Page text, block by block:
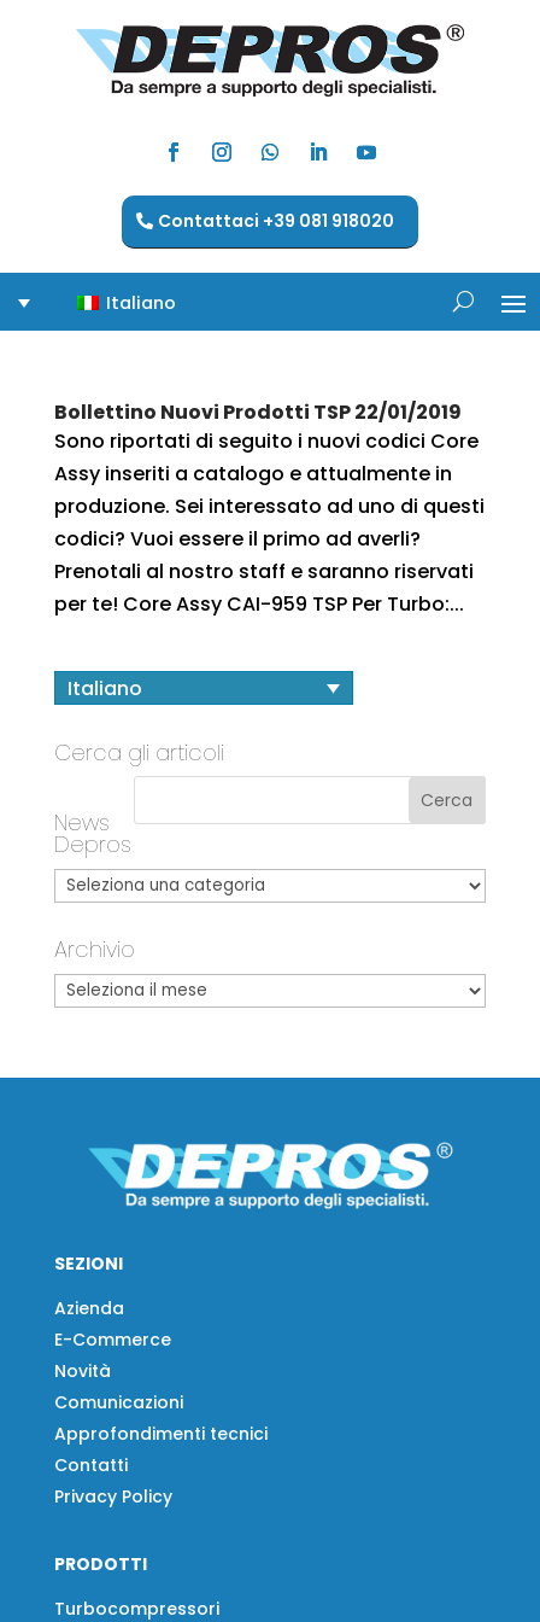
Contattaci +39 081 918020
Italiano
Bollettino Nuovi Prodotti TSP 22/01/2019
Sono riportati di seguito i nuovi codici Core
Assy inseriti a catalogo e attualmente in
produzione. Sei interessato ad uno di questi
codici? Vuoi essere il primo ad averli?
Prenotali al nostro staff e saranno riservati
per te! Core Assy CAI-959 TSP Per Turbo:...
Italiano
Cerca gli articoli
News
Depros
Archivio
SEZIONI
Azienda
E-Commerce
Novità
Comunicazioni
Approfondimenti tecnici
Contatti
Privacy Policy
PRODOTTI
Turbocompressori